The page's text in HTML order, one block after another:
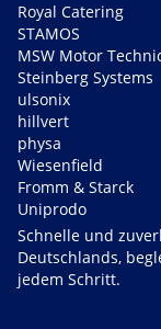
Royal Catering
STAMOS
MSW Motor
Steinberg Systems
ulsonix
hillvert
physa
Wiesenfield
Fromm & Starck
Uniprodo
Schnelle und
Deutschlands,
jedem Schritt.